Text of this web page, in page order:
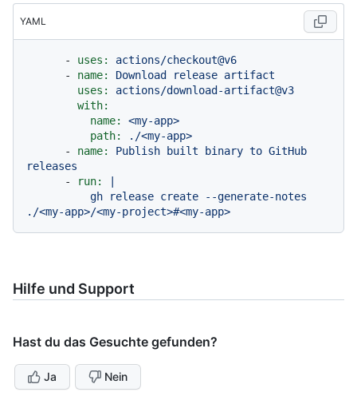
YAML
- uses:
actions/checkout@v6
-
name: Download release artifact
uses:
actions/download-artifact@v3
with:
name:
<my-app>
path:
./<my-app>
-
name: Publish built binary to GitHub
releases
-
run:
Hilfe und Support
Hast du das Gesuchte gefunden?
Ja Nein